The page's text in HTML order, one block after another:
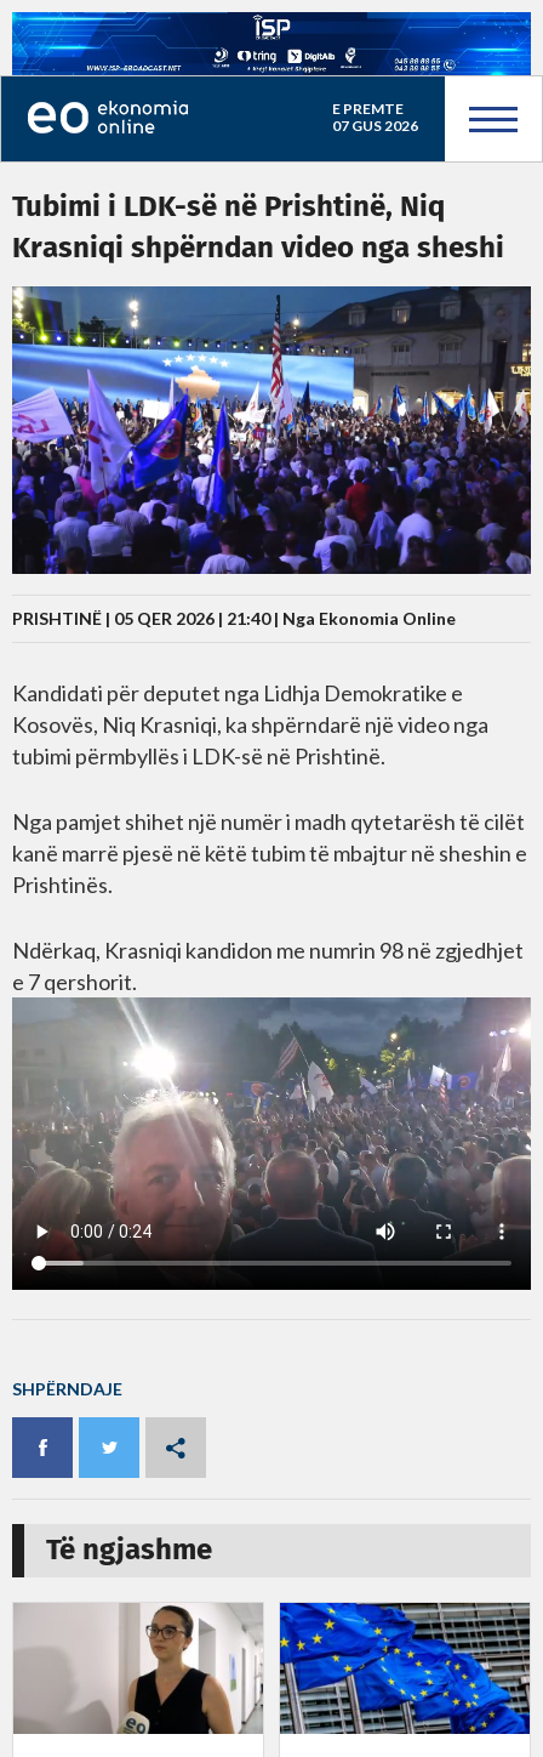
E PREMTE
07 GUS 2026
Tubimi i LDK-së në Prishtinë, Niq
Krasniqi shpërndan video nga sheshi
PRISHTINË | 05 QER 2026 | 21:40 | Nga Ekonomia Online
Kandidati për deputet nga Lidhja Demokratike e
Kosovës, Niq Krasniqi, ka shpërndarë një video nga
tubimi përmbyllës i LDK-së në Prishtinë.
Nga pamjet shihet një numër i madh qytetarësh të cilët
kanë marrë pjesë në këtë tubim të mbajtur në sheshin e
Prishtinës.
Ndërkaq, Krasniqi kandidon me numrin 98 në zgjedhjet
e 7 qershorit.
SHPËRNDAJE
Të ngjashme